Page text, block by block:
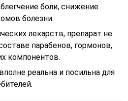
боли, снижение
болезни.
лекарств, препарат не
парабенов, гормонов,
компонентов.
реальна и посильна для